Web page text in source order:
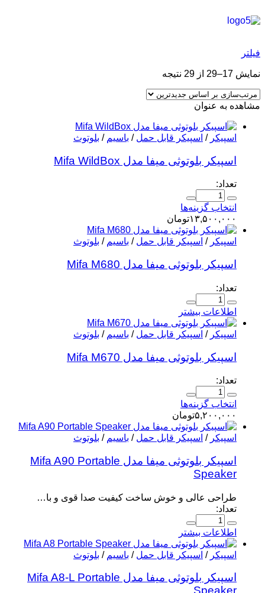
فیلتر
نمایش 17–29 از 29 نتیجه
مشاهده به عنوان
اسپیکر / اسپیکر قابل حمل / باسیم / بلوتوث
اسپیکر بلوتوثی میفا مدل Mifa WildBox
تعداد:
انتخاب گزینه‌ها
۱۳,۵۰۰,۰۰۰تومان
اسپیکر / اسپیکر قابل حمل / باسیم / بلوتوث
اسپیکر بلوتوثی میفا مدل Mifa M680
تعداد:
اطلاعات بیشتر
اسپیکر / اسپیکر قابل حمل / باسیم / بلوتوث
اسپیکر بلوتوثی میفا مدل Mifa M670
تعداد:
انتخاب گزینه‌ها
۵,۲۰۰,۰۰۰تومان
اسپیکر / اسپیکر قابل حمل / باسیم / بلوتوث
اسپیکر بلوتوثی میفا مدل Mifa A90 Portable
Speaker
طراحی عالی و خوش ساخت کیفیت صدا قوی و با…
تعداد:
اطلاعات بیشتر
اسپیکر / اسپیکر قابل حمل / باسیم / بلوتوث
اسپیکر بلوتوثی میفا مدل Mifa A8-L Portable